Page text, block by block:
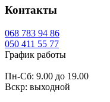
Контакты
068 783 94 86
050 411 55 77
График работы
Пн-Сб: 9.00 до 19.00
Вскр: выходной